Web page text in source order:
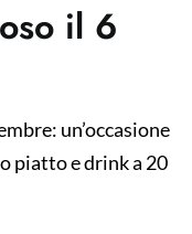
il 6
un’occasione
piatto e drink a 20